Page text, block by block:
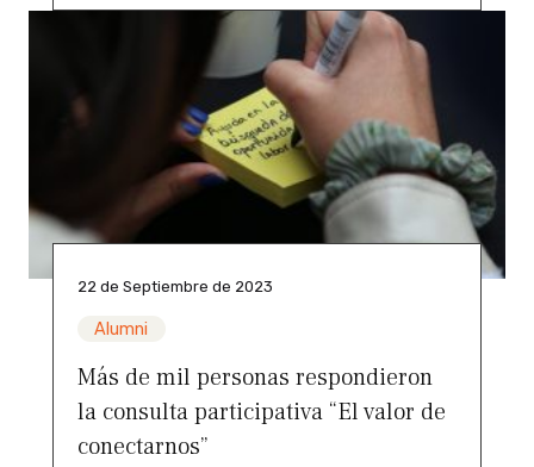
22 de Septiembre de 2023
Alumni
Más de mil personas respondieron
la consulta participativa “El valor de
conectarnos”